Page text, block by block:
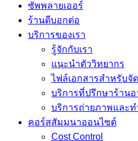
ซัพพลายเออร์
ร้านดีบอกต่อ
บริการของเรา
รู้จักกับเรา
แนะนำตัววิทยากร
ไฟล์เอกสารสำหรับจั
บริการที่ปรึกษาร้านอ
บริการถ่ายภาพและท
คอร์สสัมมนาออนไซต์
Cost Control